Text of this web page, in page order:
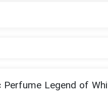
Perfume Legend of